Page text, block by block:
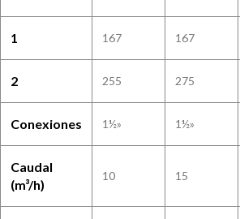
1 167 167
2 255 275
Conexiones 1½» 1½»
Caudal
(m³/h)
10 15